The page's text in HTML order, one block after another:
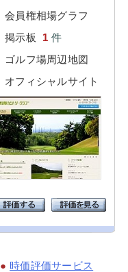
会員権相場グラフ
掲示板
1 件
ゴルフ場周辺地図
オフィシャルサイト
● 時価評価サービス